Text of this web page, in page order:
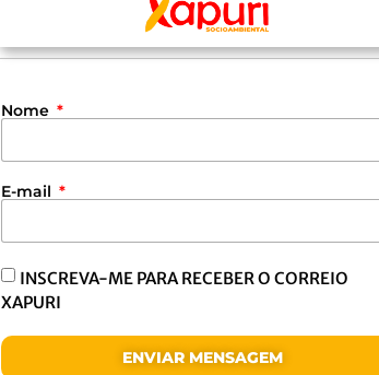
Nome
E-mail
INSCREVA-ME PARA RECEBER O CORREIO
XAPURI
ENVIAR MENSAGEM